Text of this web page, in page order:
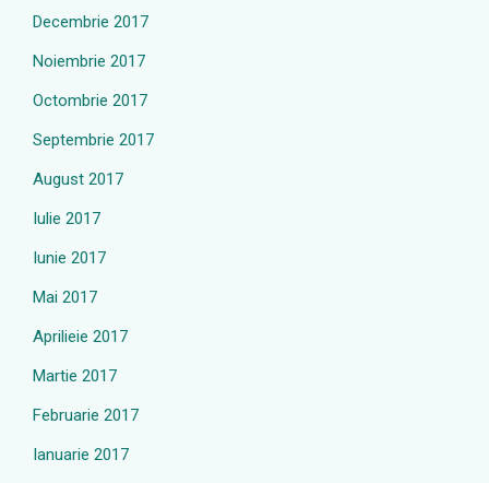
Decembrie 2017
Noiembrie 2017
Octombrie 2017
Septembrie 2017
August 2017
Iulie 2017
Iunie 2017
Mai 2017
Aprilieie 2017
Martie 2017
Februarie 2017
Ianuarie 2017